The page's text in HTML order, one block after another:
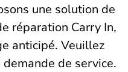
une solution de
réparation Carry In,
anticipé. Veuillez
de service.